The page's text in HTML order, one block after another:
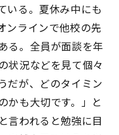
いる。夏休み中にも
ンラインで他校の先
る。全員が面談を年
状況などを見て個々
だが、どのタイミン
かも大切です。」と
言われると勉強に目